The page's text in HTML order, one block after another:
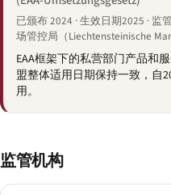
已颁布 2024 · 生效日期2025 ·
场管控局（Liechtensteinische
EAA框架下的私营部门产品和
盟整体适用日期保持一致，自
用。
监管机构